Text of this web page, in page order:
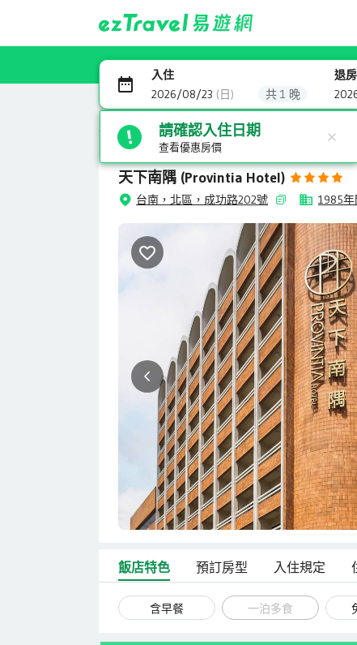
請確認入住日期
查看優惠房價
入住
2026/08/23 (日)
退房
共 1 晚
首頁 全球訂房 台灣-台南 北區 天下南隅(Provintia
天下南隅 (Provintia Hotel)
台南，北區，成功路202號 1985
舊大樓翻修，內裝很漂亮，地點也很好，可
以逛赤嵌樓，附近也很多美食，步行就可以
到！唯一美中不足就是房間空調聲音太大，
飯店特色 預訂房型 入住規定
含早餐 一泊多食